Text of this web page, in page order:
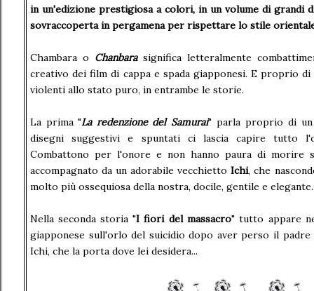
in un'edizione prestigiosa a colori, in un volume di grandi
sovraccoperta in pergamena per rispettare lo stile
Chambara o Chanbarasignifica letteralmente
creativo dei film di cappa e spada giapponesi. E proprio
violenti allo stato puro, in entrambe le storie.
La prima "La redenzione del Samurai" parla proprio di un
disegni suggestivi e spuntati ci lascia capire tutto
Combattono per l'onore e non hanno paura di morire
accompagnato da un adorabile vecchietto Ichi, che
molto più ossequiosa della nostra, docile, gentile e elegante.
Nella seconda storia "I fiori del massacro" tutto appare
giapponese sull'orlo del suicidio dopo aver perso il
Ichi, che la porta dove lei desidera...